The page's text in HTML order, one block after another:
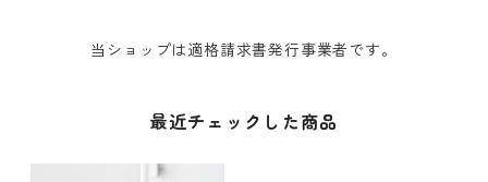
当ショップは適格請求書発行事業者です。
最近チェックした商品